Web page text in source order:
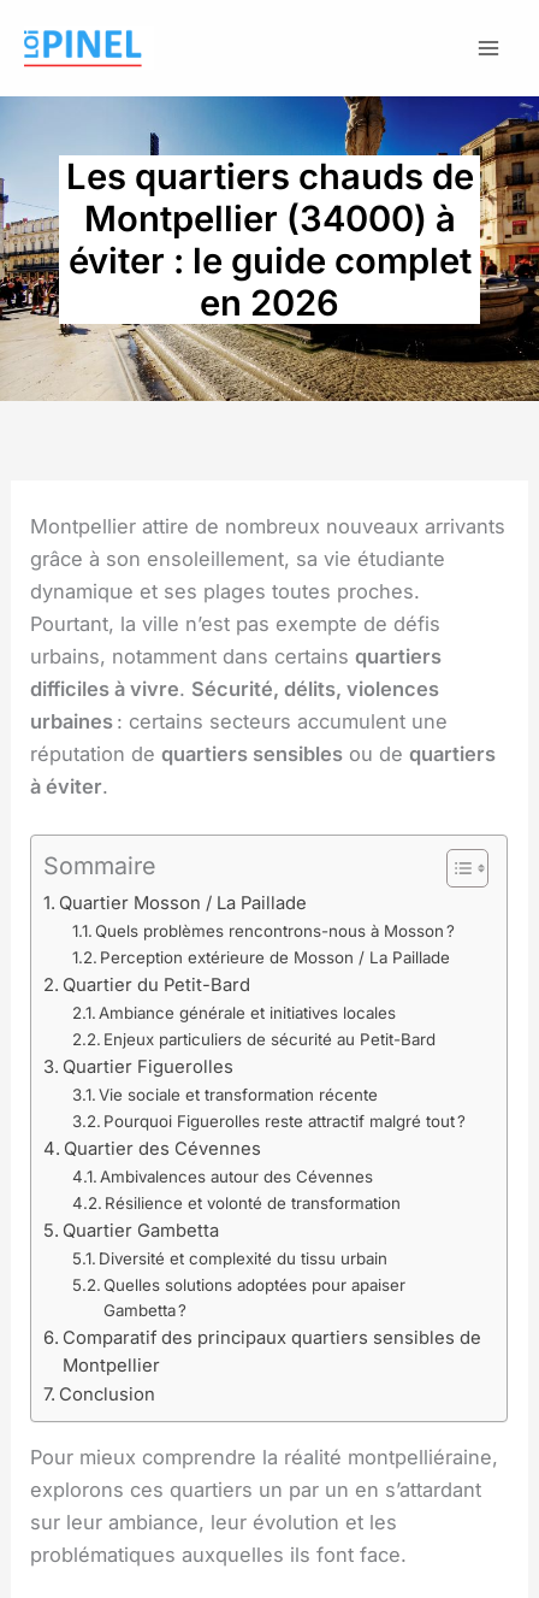
Les quartiers chauds de
Montpellier (34000) à
éviter : le guide complet
en 2026
Montpellier attire de nombreux nouveaux arrivants
grâce à son ensoleillement, sa vie étudiante
dynamique et ses plages toutes proches.
Pourtant, la ville n’est pas exempte de défis
urbains, notamment dans certainsquartiers
difficiles à vivre. Sécurité, délits, violences
urbaines : certains secteurs accumulent une
réputation dequartiers sensibles ou dequartiers
à éviter.
Sommaire
Quartier Mosson / La Paillade
Quels problèmes rencontrons-nous à Mosson ?
Perception extérieure de Mosson / La Paillade
Quartier du Petit-Bard
Ambiance générale et initiatives locales
Enjeux particuliers de sécurité au Petit-Bard
Quartier Figuerolles
Vie sociale et transformation récente
Pourquoi Figuerolles reste attractif malgré tout ?
Quartier des Cévennes
Ambivalences autour des Cévennes
Résilience et volonté de transformation
Quartier Gambetta
Diversité et complexité du tissu urbain
Quelles solutions adoptées pour apaiser
Gambetta ?
Comparatif des principaux quartiers sensibles de
Montpellier
Conclusion
Pour mieux comprendre la réalité montpelliéraine,
explorons ces quartiers un par un en s’attardant
sur leur ambiance, leur évolution et les
problématiques auxquelles ils font face.